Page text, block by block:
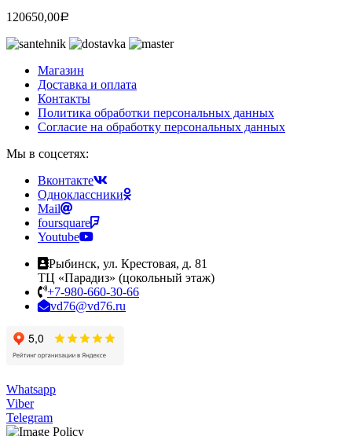
120650,00Р
Магазин
Доставка и оплата
Контакты
Политика обработки персональных данных
Согласие на обработку персональных данных
Мы в соцсетях:
Вконтакте
Одноклассники
Mail
foursquare
Youtube
Рыбинск, ул. Крестовая, д. 81
ТЦ «Парадиз» (цокольный этаж)
+7-980-660-30-66
vd76@vd76.ru
Whatsapp
Viber
Telegram